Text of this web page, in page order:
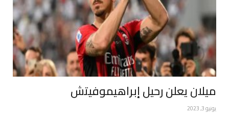
ميلان يعلن رحيل إبراهيموفيتش
يونيو 3, 2023